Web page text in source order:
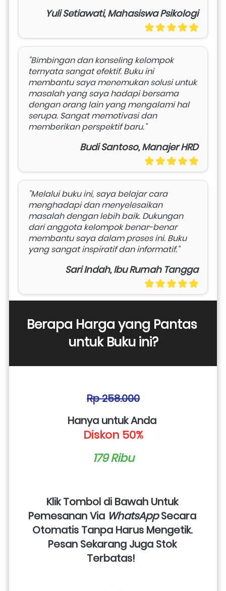
Yuli Setiawati, Mahasiswa Psikologi
"Bimbingan dan konseling kelompok
ternyata sangat efektif. Buku ini
membantu saya menemukan solusi untuk
masalah yang saya hadapi bersama
dengan orang lain yang mengalami hal
serupa. Sangat memotivasi dan
memberikan perspektif baru."
Budi Santoso, Manajer HRD
"Melalui buku ini, saya belajar cara
menghadapi dan menyelesaikan
masalah dengan lebih baik. Dukungan
dari anggota kelompok benar-benar
membantu saya dalam proses ini. Buku
yang sangat inspiratif dan informatif."
Sari Indah, Ibu Rumah Tangga
Berapa Harga yang Pantas
untuk Buku ini?
Rp 258.000
Hanya untuk Anda
Diskon 50%
179 Ribu
Klik Tombol di Bawah Untuk
Pemesanan Via WhatsApp Secara
Otomatis Tanpa Harus Mengetik.
Pesan Sekarang Juga Stok
Terbatas!